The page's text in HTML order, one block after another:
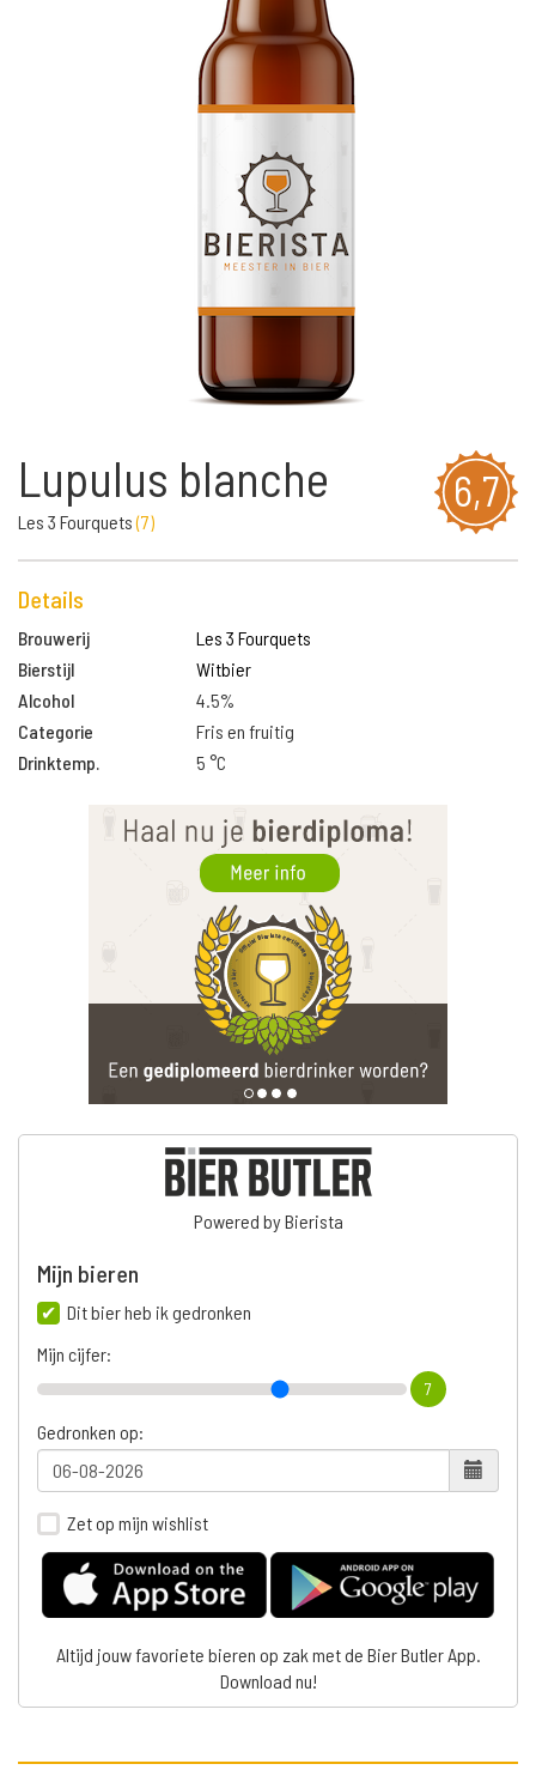
6,7
Lupulus blanche
Les 3 Fourquets(7)
Details
Brouwerij
Les 3 Fourquets
Bierstijl
Witbier
Alcohol
4.5%
Categorie
Fris en fruitig
Drinktemp.
5 °C
Powered by Bierista
Mijn bieren
Dit bier heb ik gedronken
Mijn cijfer:
7
Gedronken op:
Zet op mijn wishlist
Altijd jouw favoriete bieren op zak met de Bier Butler App.
Download nu!